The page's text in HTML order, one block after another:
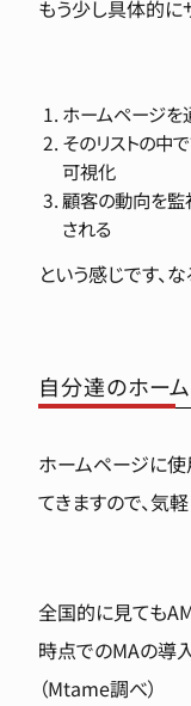
もう少し具体的に
ホームページを
そのリストの中
可視化
顧客の動向を監
される
という感じです、
自分達のホー
ホームページに使
てきますので、気
全国的に見ても
時点でのMAの導
（Mtame調べ）